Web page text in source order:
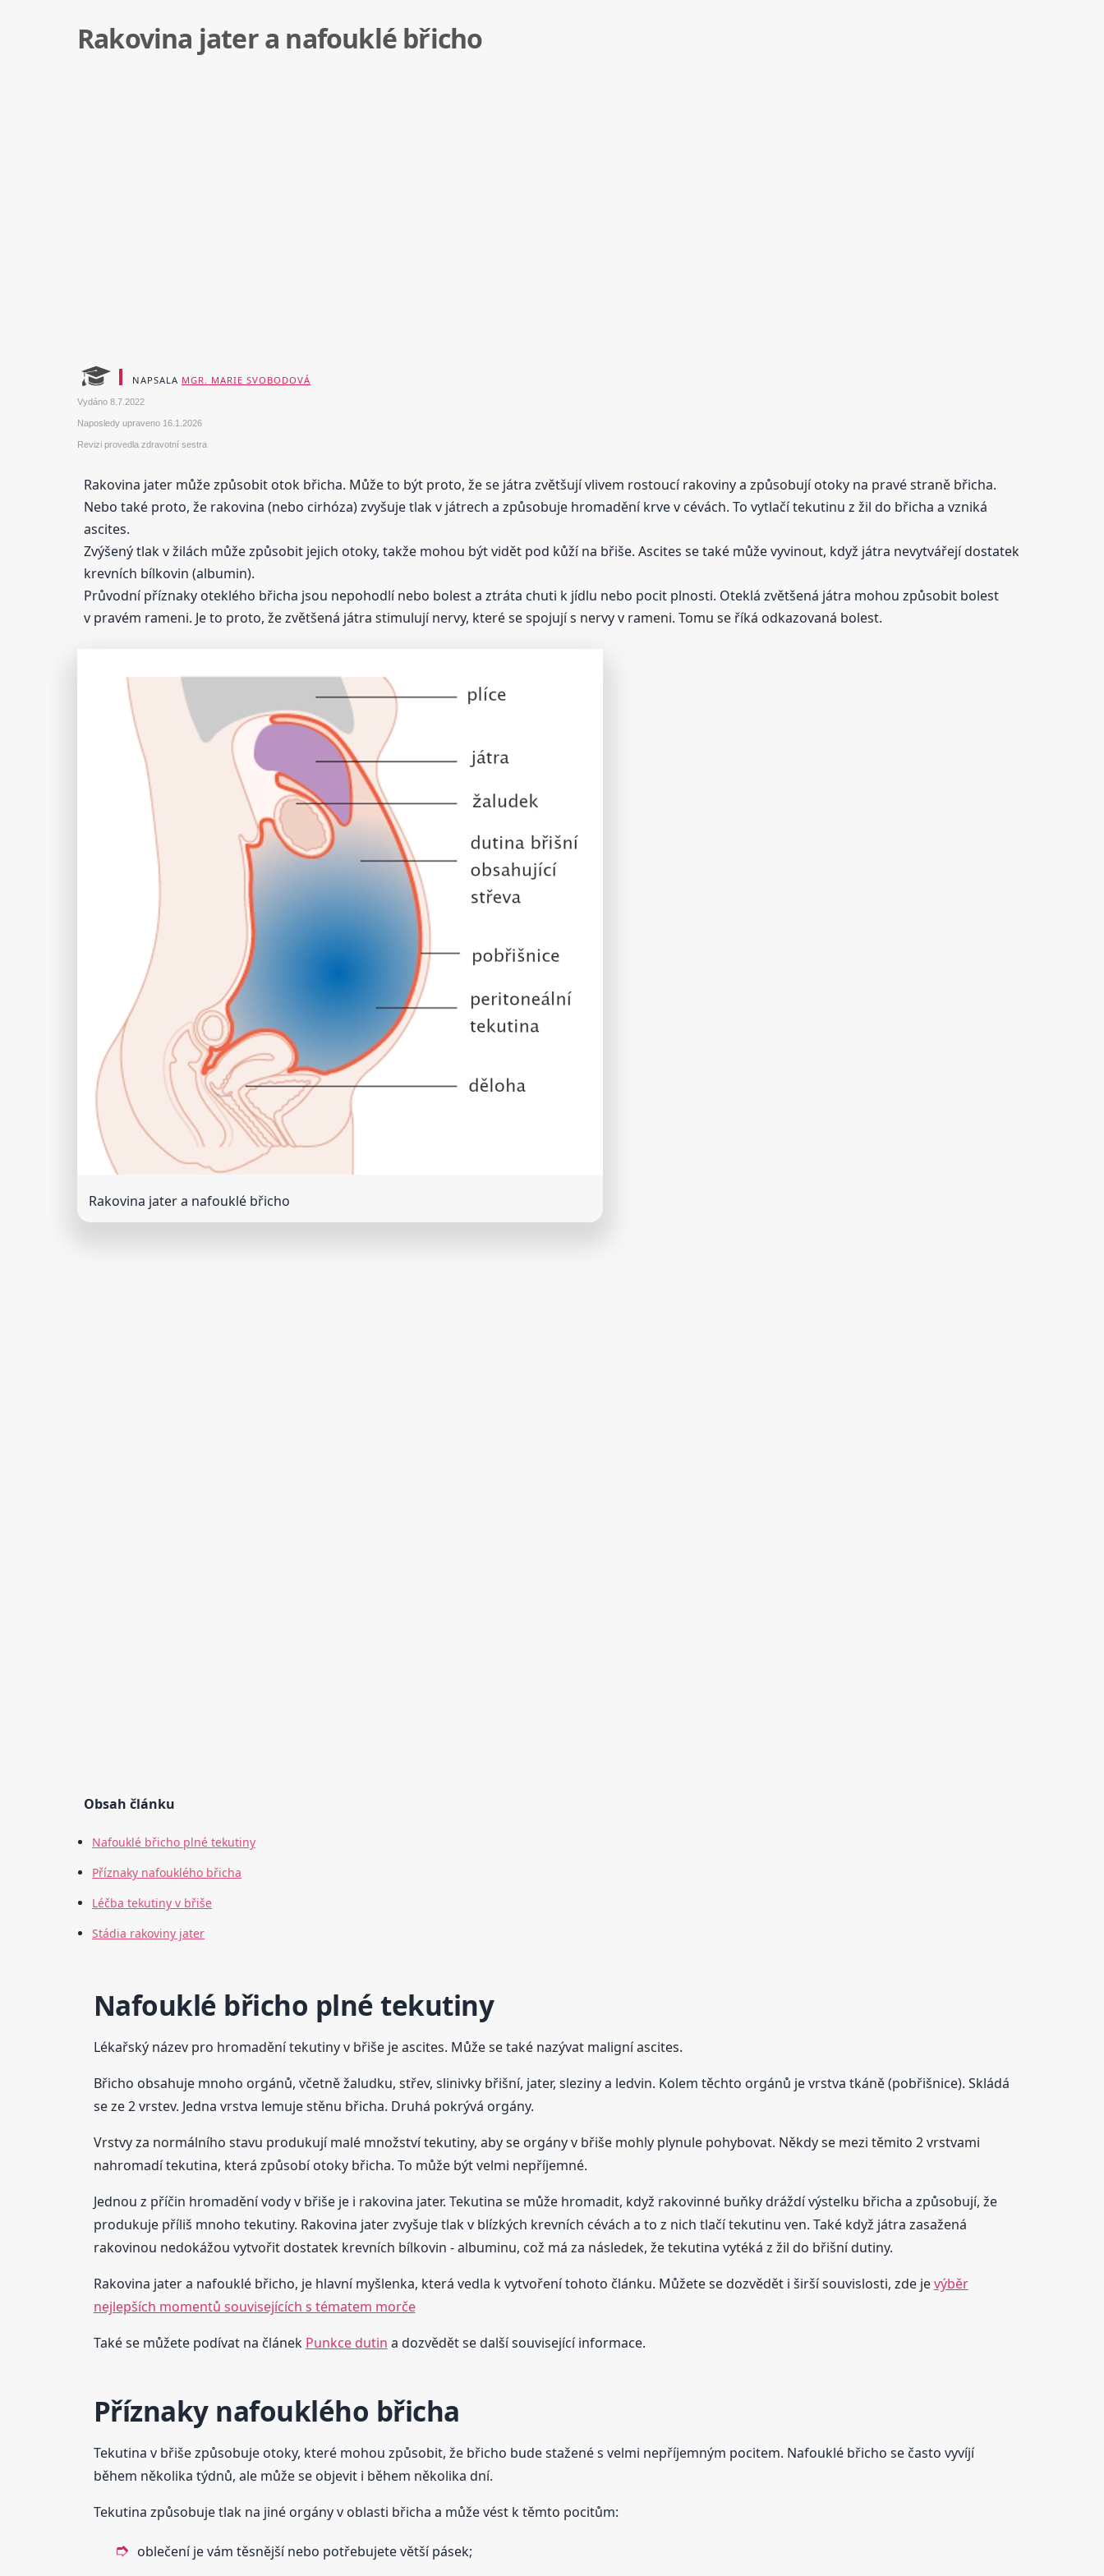
Rakovina jater a nafouklé břicho
NAPSALA MGR. MARIE SVOBODOVÁ
Vydáno8.7.2022
Naposledy upraveno 16.1.2026
Revizi provedla zdravotní sestra
Rakovina jater může způsobit otok břicha. Může to být proto, že se játra zvětšují vlivem rostoucí rakoviny a způsobují otoky na pravé straně břicha.
Nebo také proto, že rakovina (nebo cirhóza) zvyšuje tlak v játrech a způsobuje hromadění krve v cévách. To vytlačí tekutinu z žil do břicha a vzniká
ascites.
Zvýšený tlak v žilách může způsobit jejich otoky, takže mohou být vidět pod kůží na břiše. Ascites se také může vyvinout, když játra nevytvářejí dostatek
krevních bílkovin (albumin).
Průvodní příznaky oteklého břicha jsou nepohodlí nebo bolest a ztráta chuti k jídlu nebo pocit plnosti. Oteklá zvětšená játra mohou způsobit bolest
v pravém rameni. Je to proto, že zvětšená játra stimulují nervy, které se spojují s nervy v rameni. Tomu se říká odkazovaná bolest.
Rakovina jater a nafouklé břicho
Obsah článku
Nafouklé břicho plné tekutiny
Příznaky nafouklého břicha
Léčba tekutiny v břiše
Stádia rakoviny jater
Nafouklé břicho plné tekutiny
Lékařský název pro hromadění tekutiny v břiše je ascites. Může se také nazývat maligní ascites.
Břicho obsahuje mnoho orgánů, včetně žaludku, střev, slinivky břišní, jater, sleziny a ledvin. Kolem těchto orgánů je vrstva tkáně (pobřišnice). Skládá
se ze 2 vrstev. Jedna vrstva lemuje stěnu břicha. Druhá pokrývá orgány.
Vrstvy za normálního stavu produkují malé množství tekutiny, aby se orgány v břiše mohly plynule pohybovat. Někdy se mezi těmito 2 vrstvami
nahromadí tekutina, která způsobí otoky břicha. To může být velmi nepříjemné.
Jednou z příčin hromadění vody v břiše je i rakovina jater. Tekutina se může hromadit, když rakovinné buňky dráždí výstelku břicha a způsobují, že
produkuje příliš mnoho tekutiny. Rakovina jater zvyšuje tlak v blízkých krevních cévách a to z nich tlačí tekutinu ven. Také když játra zasažená
rakovinou nedokážou vytvořit dostatek krevních bílkovin - albuminu, což má za následek, že tekutina vytéká z žil do břišní dutiny.
Rakovina jater a nafouklé břicho, je hlavní myšlenka, která vedla k vytvoření tohoto článku. Můžete se dozvědět i širší souvislosti, zde jevýběr
nejlepších momentů souvisejících s tématem morče
Také se můžete podívat na článek Punkce dutin a dozvědět se další související informace.
Příznaky nafouklého břicha
Tekutina v břiše způsobuje otoky, které mohou způsobit, že břicho bude stažené s velmi nepříjemným pocitem. Nafouklé břicho se často vyvíjí
během několika týdnů, ale může se objevit i během několika dní.
Tekutina způsobuje tlak na jiné orgány v oblasti břicha a může vést k těmto pocitům:
oblečení je vám těsnější nebo potřebujete větší pásek;